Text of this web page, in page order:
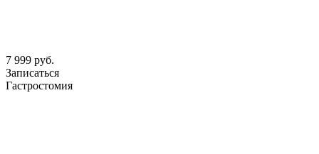
7 999 руб.
Записаться
Гастростомия